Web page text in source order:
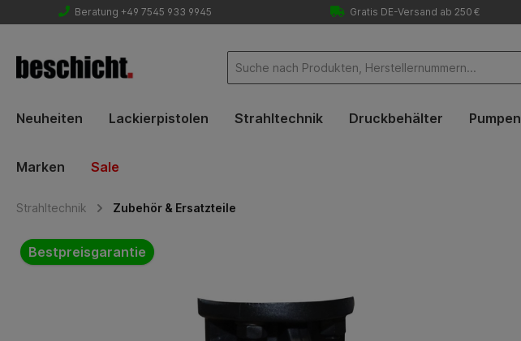
Beratung +49 7545 933 9945 Gratis DE-Versand ab 250 €
Neuheiten Lackierpistolen Strahltechnik Druckbehälter Pumpen
Marken Sale
Strahltechnik Zubehör & Ersatzteile
Bildergalerie überspringen
Bestpreisgarantie